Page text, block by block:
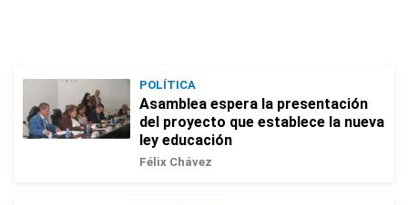
POLÍTICA
Asamblea espera la presentación
del proyecto que establece la nueva
ley educación
Félix Chávez